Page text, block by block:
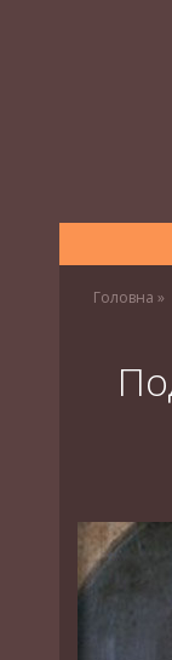
Головна »